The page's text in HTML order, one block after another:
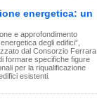
energetica: un
e approfondimento
degli edifici”,
dal Consorzio Ferrara
formare specifiche figure
per la riqualificazione
esistenti.